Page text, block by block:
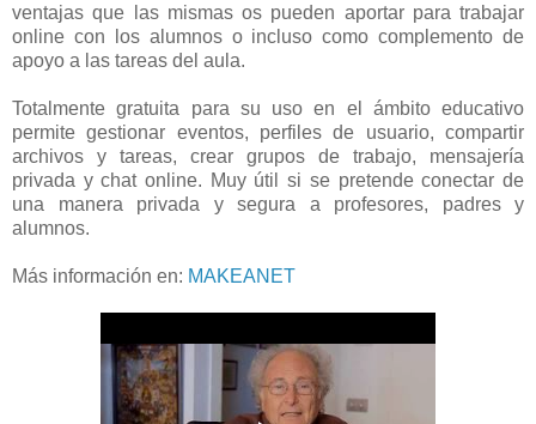
ventajas que las mismas os pueden aportar para trabajar
online con los alumnos o incluso como complemento de
apoyo a las tareas del aula.
Totalmente gratuita para su uso en el ámbito educativo
permite gestionar eventos, perfiles de usuario, compartir
archivos y tareas, crear grupos de trabajo, mensajería
privada y chat online. Muy útil si se pretende conectar de
una manera privada y segura a profesores, padres y
alumnos.
Más información en: MAKEANET